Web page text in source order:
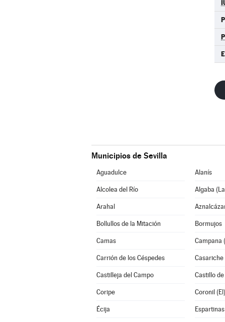
Municipios de Sevilla
Aguadulce Alanís
Alcolea del Río Algaba
Arahal
Bollullos de la Mitación Bormujos
Camas Campana
Carrión de los Céspedes Casariche
Castilleja del Campo Castillo de
Coripe Coronil (El)
Écija Espartinas